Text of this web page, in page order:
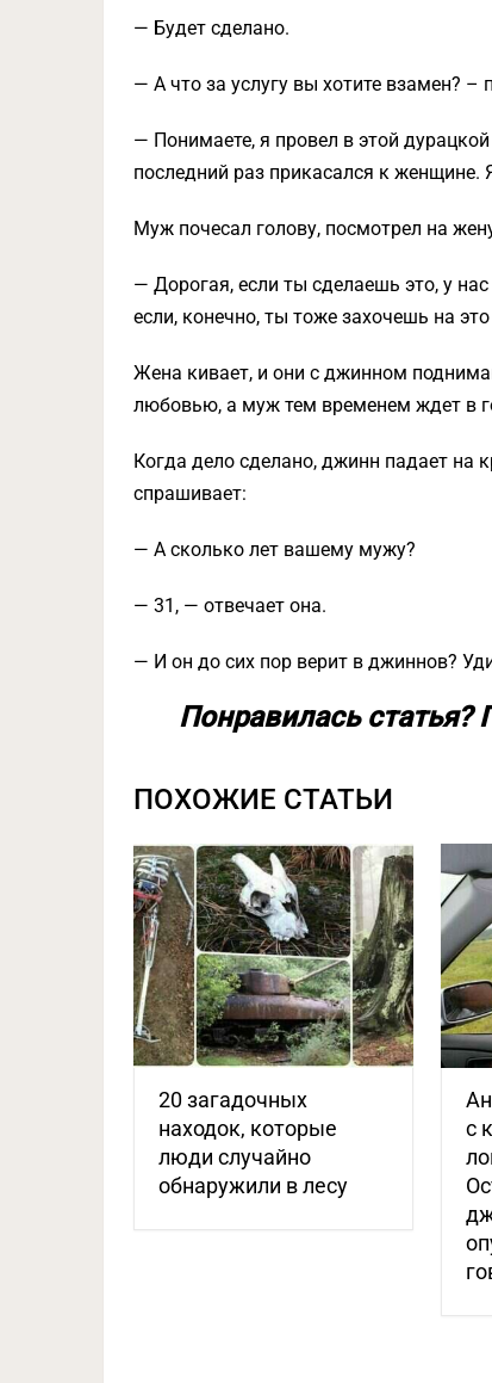
— Будет сделано.
— А что за услугу вы хотите взамен? –
— Понимаете, я провел в этой
последний раз прикасался к женщине.
Муж почесал голову, посмотрел на
— Дорогая, если ты сделаешь это, у
если, конечно, ты тоже захочешь на
Жена кивает, и они с джинном
любовью, а муж тем временем ждет в
Когда дело сделано, джинн падает на
спрашивает:
— А сколько лет вашему мужу?
— 31, — отвечает она.
— И он до сих пор верит в джиннов?
Понравилась статья?
ПОХОЖИЕ СТАТЬИ
20 загадочных
находок, которые
люди случайно
обнаружили в лесу
с